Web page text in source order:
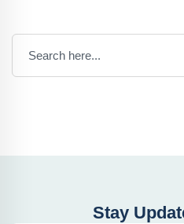
Stay